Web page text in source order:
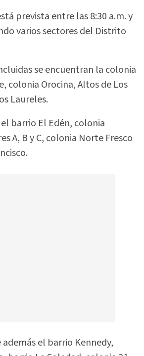
prevista entre las 8:30 a.m. y
varios sectores del Distrito
se encuentran la colonia
colonia Orocina, Altos de Los
Laureles.
barrio El Edén, colonia
A, B y C, colonia Norte Fresco
el barrio Kennedy,